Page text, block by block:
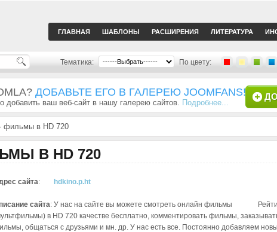
ГЛАВНАЯ ШАБЛОНЫ РАСШИРЕНИЯ ЛИТЕРАТУРА
Тематика: По цвету:
ДОБАВЬТЕ ЕГО В ГАЛЕРЕЮ JOOMFANS!
добавить ваш веб-сайт в нашу галерею сайтов. Подробнее...
фильмы в HD 720
В HD 720
сайта: hdkino.p.ht
сайта: У нас на сайте вы можете смотреть онлайн фильмы
в HD 720 качестве бесплатно, комментировать фильмы,
общаться с друзьями и мн. др. У нас есть все. Постоянно добавляем